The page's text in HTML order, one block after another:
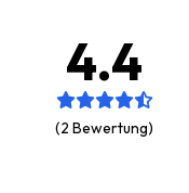
4.4
(2 Bewertung)